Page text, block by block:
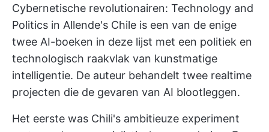
Cybernetische revolutionairen: Technology and
Politics in Allende's Chile is een van de enige
twee AI-boeken in deze lijst met een politiek en
technologisch raakvlak van kunstmatige
intelligentie. De auteur behandelt twee realtime
projecten die de gevaren van AI blootleggen.
Het eerste was Chili's ambitieuze experiment